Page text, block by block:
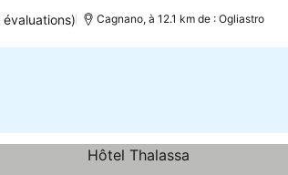
évaluations) Cagnano, à 12.1 km de : Ogliastro